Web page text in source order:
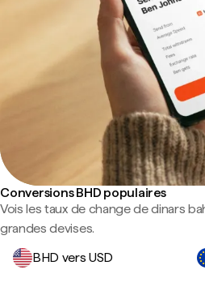
Conversions BHD populaires
Vois les taux de change de dinars
grandes devises.
BHD vers USD